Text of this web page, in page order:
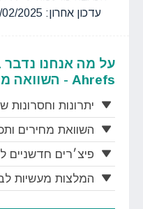
עדכון אחרון: 06/02/2025.
Ahrefs - השוואה מקיפה למתחילים
יתרונות
השוואת מחירים
פיצ׳רים חדשניים
המלצות מעשיות